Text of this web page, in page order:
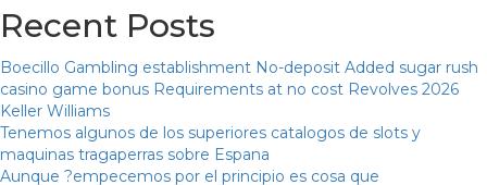
Recent Posts
Boecillo Gambling establishment No-deposit Added sugar rush
casino game bonus Requirements at no cost Revolves 2026
Keller Williams
Tenemos algunos de los superiores catalogos de slots y
maquinas tragaperras sobre Espana
Aunque ?empecemos por el principio es cosa que